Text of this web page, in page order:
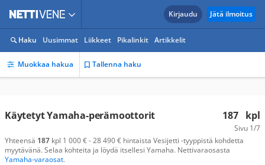
Kirjaudu Jätä ilmoitus
Haku Uusimmat Liikkeet Pikalinkit Artikkelit
Muokkaa hakua Tallenna haku
187 kpl
Sivu 1/7
Käytetyt Yamaha-perämoottorit
Yhteensä 187 kpl 1 000 € - 28 490 € hintaista Vesijetti -tyyppistä kohdetta
myytävänä. Selaa kohteita ja löydä itsellesi Yamaha. Nettivaraosasta
Yamaha-varaosat.